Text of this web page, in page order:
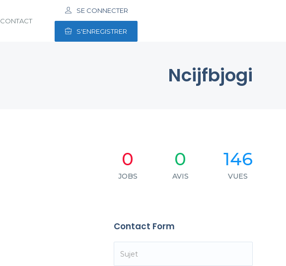
CONTACT
SE CONNECTER
S'ENREGISTRER
Ncijfbjogi
0
JOBS
0
AVIS
146
VUES
Contact Form